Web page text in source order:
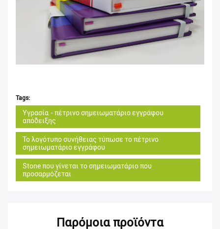
Tags:
Υγρασία - πέτρινο σημειωματάριο εγγράφου
απόδειξης
Το λογότυπο συνήθειας τύπωσε το πέτρινο
σημειωματάριο εγγράφου
Stone που γίνεται το σημειωματάριο που
προσαρμόζεται
Παρόμοια προϊόντα